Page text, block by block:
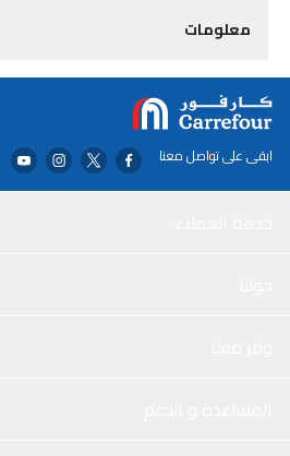
معلومات
ابقى على تواصل معنا